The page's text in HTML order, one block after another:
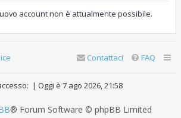
account non è attualmente possibile.
FAQ
Contattaci
| Oggi è 7 ago 2026, 21:58
® Forum Software © phpBB Limited